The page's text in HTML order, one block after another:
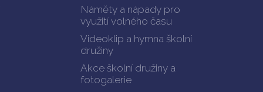
Náměty a nápady pro
využití volného času
Videoklip a hymna školní
družiny
Akce školní družiny a
fotogalerie